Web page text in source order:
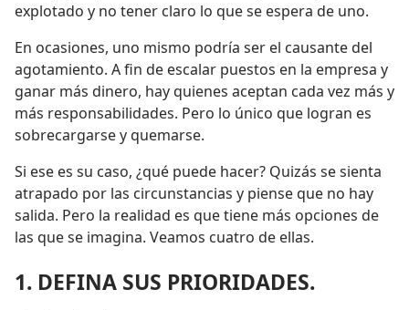
explotado y no tener claro lo que se espera de uno.
En ocasiones, uno mismo podría ser el causante del
agotamiento. A fin de escalar puestos en la empresa y
ganar más dinero, hay quienes aceptan cada vez más y
más responsabilidades. Pero lo único que logran es
sobrecargarse y quemarse.
Si ese es su caso, ¿qué puede hacer? Quizás se sienta
atrapado por las circunstancias y piense que no hay
salida. Pero la realidad es que tiene más opciones de
las que se imagina. Veamos cuatro de ellas.
1. DEFINA SUS PRIORIDADES.